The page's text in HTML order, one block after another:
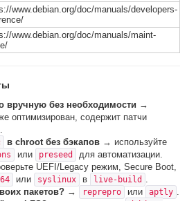
www.debian.org/doc/manuals/developers-
www.debian.org/doc/manuals/maint-
вручную без необходимости →
оптимизирован, содержит патчи
в chroot без бэкапов → используйте
или preseed
для автоматизации.
UEFI/Legacy режим, Secure Boot,
или syslinux в live-build .
пакетов? → reprepro или aptly .